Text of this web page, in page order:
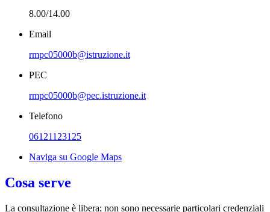
8.00/14.00
Email
rmpc05000b@istruzione.it
PEC
rmpc05000b@pec.istruzione.it
Telefono
06121123125
Naviga su Google Maps
Cosa serve
La consultazione è libera; non sono necessarie particolari credenziali